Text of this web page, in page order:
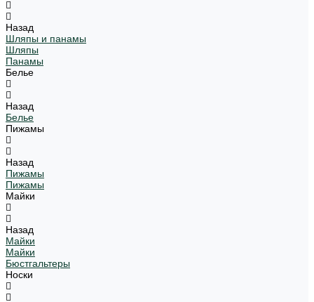
Назад
Шляпы и панамы
Шляпы
Панамы
Белье
Назад
Белье
Пижамы
Назад
Пижамы
Пижамы
Майки
Назад
Майки
Майки
Бюстгальтеры
Носки